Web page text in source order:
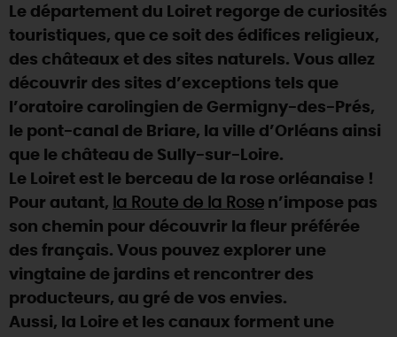
DEMAIN
CE WEEK-END
CETTE SEMAINE
TOUT L'AGENDA
Le département du Loiret regorge de curiosités
touristiques, que ce soit des édifices religieux,
des châteaux et des sites naturels. Vous allez
découvrir des sites d’exceptions tels que
l’oratoire carolingien de Germigny-des-Prés,
le pont-canal de Briare, la ville d’Orléans ainsi
que le château de Sully-sur-Loire.
Le Loiret est le berceau de la rose orléanaise !
Pour autant, la Route de la Rose n’impose pas
son chemin pour découvrir la fleur préférée
des français. Vous pouvez explorer une
vingtaine de jardins et rencontrer des
producteurs, au gré de vos envies.
Aussi, la Loire et les canaux forment une